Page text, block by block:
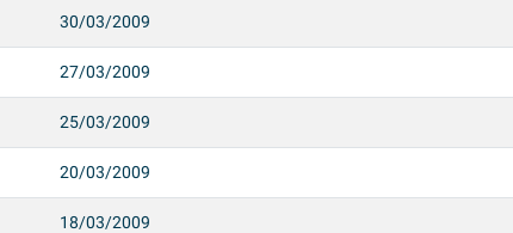
30/03/2009
27/03/2009
25/03/2009
20/03/2009
18/03/2009